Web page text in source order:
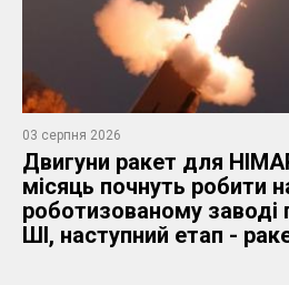
03 серпня 2026
Двигуни ракет для
місяць почнуть робити
роботизованому заводі
ШІ, наступний етап -